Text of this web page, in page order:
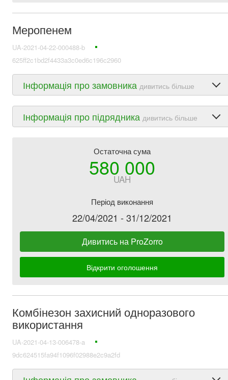
Меропенем
UA-2021-04-22-000488-b
625ff2c1bd2f4433a3c0ed6c196c2960
Інформація про замовника дивитись більше
Інформація про підрядника дивитись більше
Остаточна сума
580 000
UAH
Період виконання
22/04/2021 - 31/12/2021
Дивитись на ProZorro
Відкрити оголошення
Комбінезон захисний одноразового
використання
UA-2021-04-13-006478-a
9dc624515fa94f1096f02988e2c9a2fd